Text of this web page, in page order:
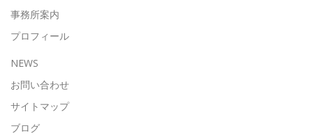
事務所案内
プロフィール
NEWS
お問い合わせ
サイトマップ
ブログ